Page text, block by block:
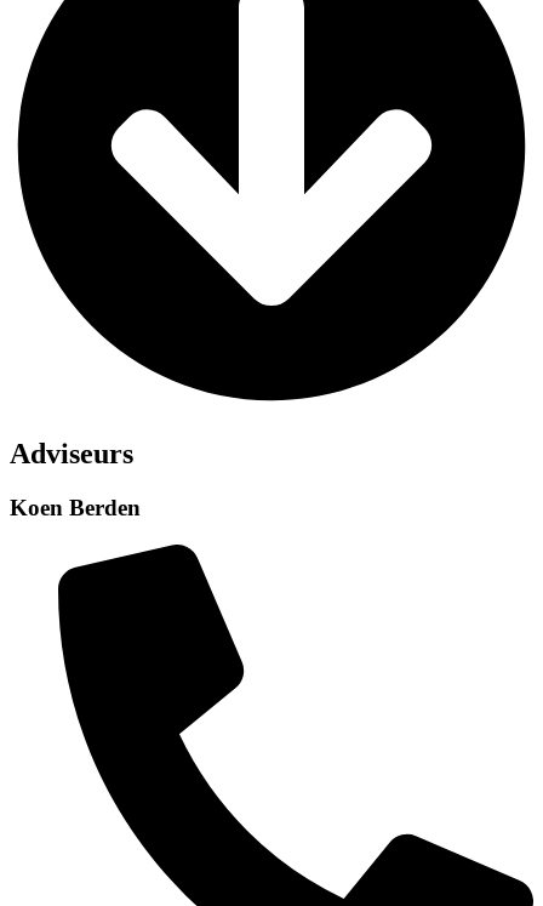
Adviseurs
Koen Berden